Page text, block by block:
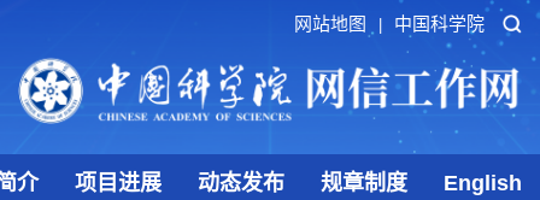
网站地图 中国科学院
介 项目进展 动态发布 规章制度 English